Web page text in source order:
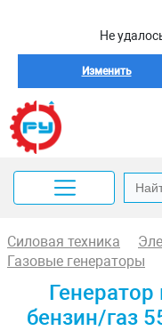
Не
Изменить
Силовая техника
Газовые генераторы
бензин/газ